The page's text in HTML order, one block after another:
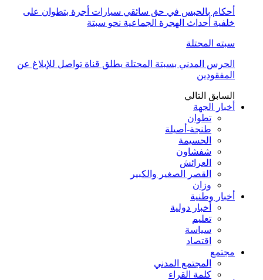
أحكام بالحبس في حق سائقي سيارات أجرة بتطوان على
خلفية أحداث الهجرة الجماعية نحو سبتة
سبته المحتلة
الحرس المدني بسبتة المحتلة يطلق قناة تواصل للإبلاغ عن
المفقودين
السابق التالي
أخبار الجهة
تطوان
طنجة-أصيلة
الحسيمة
شفشاون
العرائش
القصر الصغير والكبير
وزان
أخبار وطنية
أخبار دولية
تعليم
سياسة
اقتصاد
مجتمع
المجتمع المدني
كلمة القراء